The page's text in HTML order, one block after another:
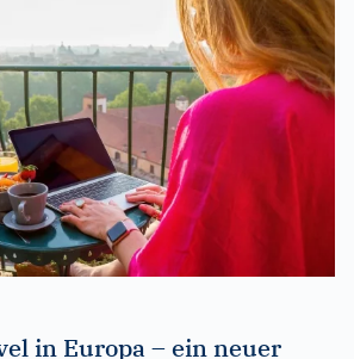
in Europa – ein neuer